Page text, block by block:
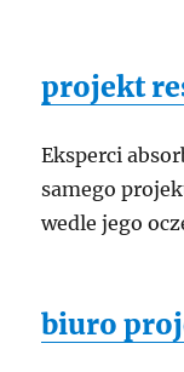
projekt
Eksperci
samego
wedle jego
biuro